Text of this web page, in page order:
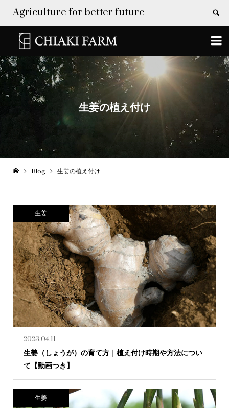
Agriculture for better future


生姜の植え付け
Blog 生姜の植え付け
2023.04.11
生姜（しょうが）の育て方｜植え付け時期や方法につい
て【動画つき】
生姜
生姜